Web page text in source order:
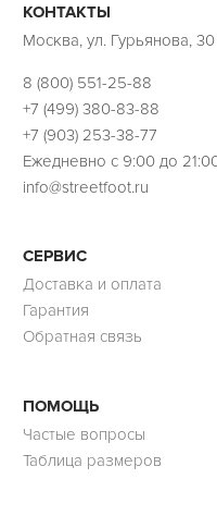
КОНТАКТЫ
Москва, ул. Гурьянова,
8 (800) 551-25-88
+7 (499) 380-83-88
+7 (903) 253-38-77
Ежедневно с 9:00 до
info@streetfoot.ru
СЕРВИС
Доставка и оплата
Гарантия
Обратная связь
ПОМОЩЬ
Частые вопросы
Таблица размеров